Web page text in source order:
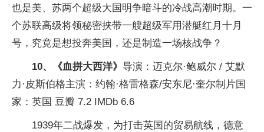
也是美、苏两个超级大国明争暗斗的冷战高潮时期。一
个苏联高级将领秘密挟带一艘超级军用潜艇红月十月
号，究竟是想投奔美国，还是制造一场核战争？
10、《血拼大西洋》 导演：迈克尔·鲍威尔 / 艾默
力·皮斯伯格主演：约翰·格雷格森/安东尼·奎尔制片国
家：英国 豆瓣 7.2 IMDb 6.6
1939年二战爆发，为打击英国的贸易航线，德意